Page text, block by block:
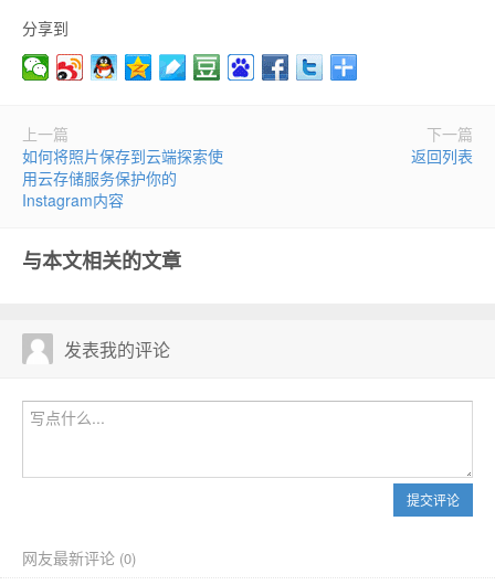
分享到
上一篇
如何将照片保存到云端探索使
用云存储服务保护你的
Instagram内容
下一篇
返回列表
与本文相关的文章
发表我的评论
提交评论
网友最新评论 (0)